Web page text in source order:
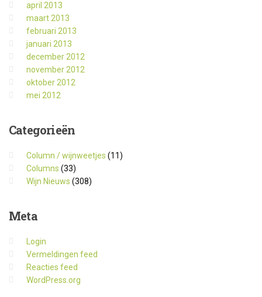
april 2013
maart 2013
februari 2013
januari 2013
december 2012
november 2012
oktober 2012
mei 2012
Categorieën
Column / wijnweetjes (11)
Columns (33)
Wijn Nieuws (308)
Meta
Login
Vermeldingen feed
Reacties feed
WordPress.org